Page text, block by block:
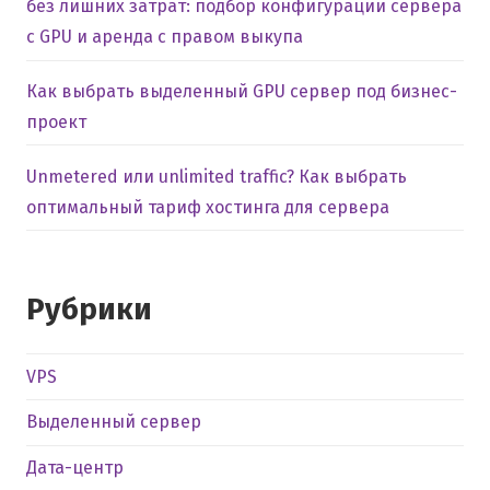
без лишних затрат: подбор конфигурации сервера
с GPU и аренда с правом выкупа
Как выбрать выделенный GPU сервер под бизнес-
проект
Unmetered или unlimited traffic? Как выбрать
оптимальный тариф хостинга для сервера
Рубрики
VPS
Выделенный сервер
Дата-центр